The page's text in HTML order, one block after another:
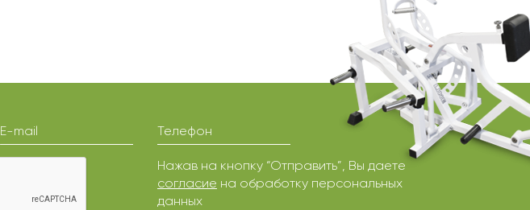
E-mail Телефон
Нажав на кнопку “Отправить”, Вы даете
согласие на обработку персональных
данных